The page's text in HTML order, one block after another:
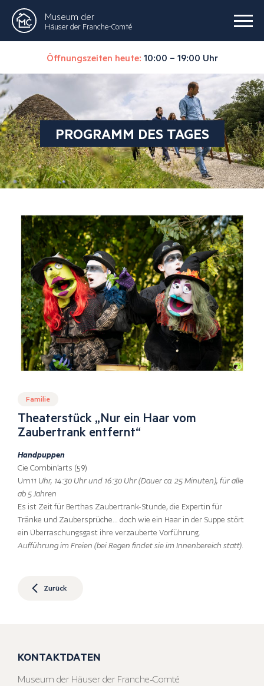
Museum der
Häuser der Franche-Comté
Öffnungszeiten heute: 10:00 – 19:00 Uhr
PROGRAMM DES TAGES
Familie
Theaterstück „Nur ein Haar vom
Zaubertrank entfernt“
Handpuppen
Cie Combin’arts (59)
Um11 Uhr, 14:30 Uhr und 16:30 Uhr (Dauer ca. 25 Minuten), für alle
ab 5 Jahren
Es ist Zeit für Berthas Zaubertrank-Stunde, die Expertin für
Tränke und Zaubersprüche… doch wie ein Haar in der Suppe stört
ein Überraschungsgast ihre verzauberte Vorführung.
Aufführung im Freien (bei Regen findet sie im Innenbereich statt)
Zurück
KONTAKTDATEN
Museum der Häuser der Franche-Comté